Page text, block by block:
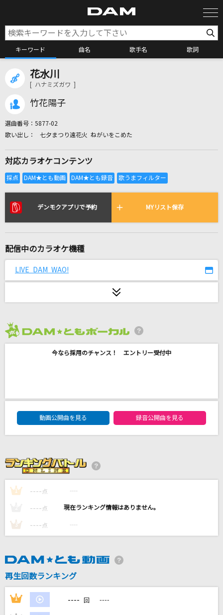
キーワード 曲名 歌手名 歌詞
全国りれき
リアルタイムで歌われている曲の一覧
夏の日の1993
プラネタリウム
SUPER BEAVER
[生音]マリーゴールド
Misia
アイドルライフスターターパック
シャルル
ポルノグラフィティ
花水川
[ ハナミズガワ ]
竹花陽子
選曲番号： 5877-02
七夕まつり遠花火 ねがいをこめた
対応カラオケコンテンツ
デンモクアプリで予約 MYリスト保存
配信中のカラオケ機種
LIVE DAM WAO!
今なら採用のチャンス！ エントリー受付中
DAM★ともボーカルエントリーランキング
動画公開曲を見る
録音公開曲を見る
1 ---- 点 ----
---- 点 ----
3 ---- 点 ----
再生回数ランキング
1 ---- 回 ----